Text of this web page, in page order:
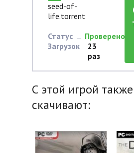
seed-of-
life.torrent
Статус
Проверено
Загрузок
23
раз
С этой игрой также
скачивают: